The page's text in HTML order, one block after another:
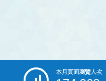
本月頁面瀏覽人次